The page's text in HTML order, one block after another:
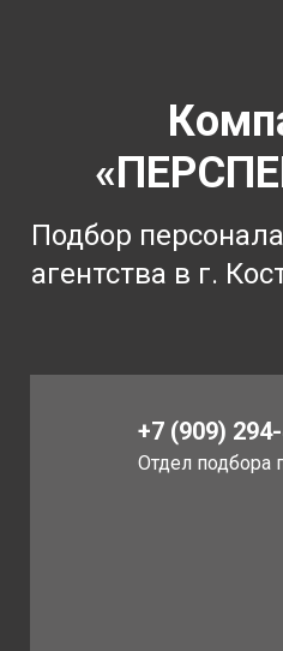
Отдел подбора
+7 (909)
Подбор
агентства в г.